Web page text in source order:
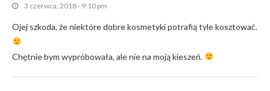
3 czerwca, 2018 - 9:10 pm
Ojej szkoda, że niektóre dobre kosmetyki potrafią tyle kosztować.
Chętnie bym wypróbowała, ale nie na moją kieszeń.